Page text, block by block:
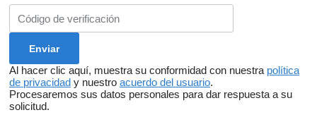
Al hacer clic aquí, muestra su conformidad con nuestra política
de privacidad y nuestro acuerdo del usuario.
Procesaremos sus datos personales para dar respuesta a su
solicitud.